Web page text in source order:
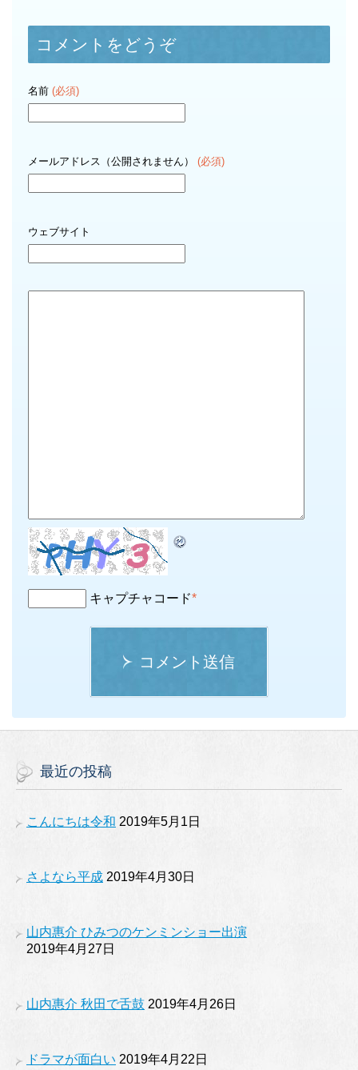
コメントをどうぞ
名前 (必須)
メールアドレス（公開されません） (必須)
ウェブサイト
キャプチャコード*
コメント送信
最近の投稿
こんにちは令和 2019年5月1日
さよなら平成 2019年4月30日
山内惠介 ひみつのケンミンショー出演
2019年4月27日
山内惠介 秋田で舌鼓 2019年4月26日
ドラマが面白い 2019年4月22日